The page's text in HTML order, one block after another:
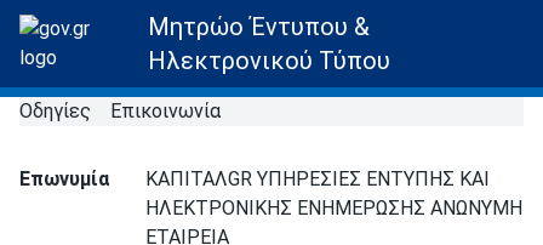
Μητρώο Έντυπου &
Ηλεκτρονικού Τύπου
Οδηγίες Επικοινωνία
Επωνυμία
ΚΑΠΙΤΑΛGR ΥΠΗΡΕΣΙΕΣ ΕΝΤΥΠΗΣ ΚΑΙ
ΗΛΕΚΤΡΟΝΙΚΗΣ ΕΝΗΜΕΡΩΣΗΣ ΑΝΩΝΥΜΗ
ΕΤΑΙΡΕΙΑ